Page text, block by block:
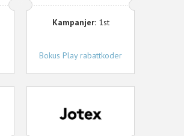
Kampanjer:1st
Bokus Play rabattkoder